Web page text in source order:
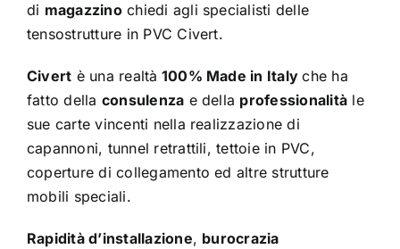
di magazzinochiedi agli specialisti delle
tensostrutture in PVC Civert.
Civert è una realtà 100% Made in Italyche ha
fatto della consulenza e della professionalità le
sue carte vincenti nella realizzazione di
capannoni, tunnel retrattili, tettoie in PVC,
coperture di collegamento ed altre strutture
mobili speciali.
Rapidità d’installazione, burocrazia